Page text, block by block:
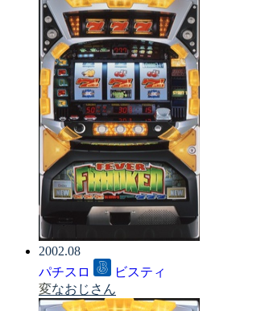
2002.08
パチスロ
ビスティ
変なおじさん